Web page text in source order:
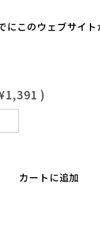
このウェブサイト
)
カートに追加